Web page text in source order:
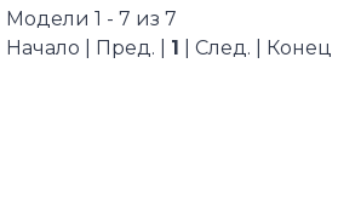
Модели 1 - 7 из 7
Начало | Пред. | 1 | След. | Конец